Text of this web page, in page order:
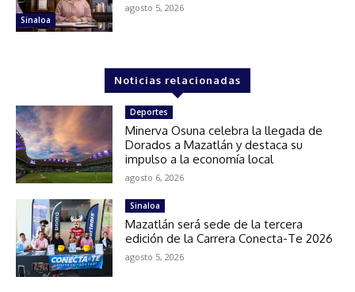
Sinaloa
agosto 5, 2026
Noticias relacionadas
Deportes
Minerva Osuna celebra la llegada de
Dorados a Mazatlán y destaca su
impulso a la economía local
agosto 6, 2026
Sinaloa
Mazatlán será sede de la tercera
edición de la Carrera Conecta-Te 2026
agosto 5, 2026